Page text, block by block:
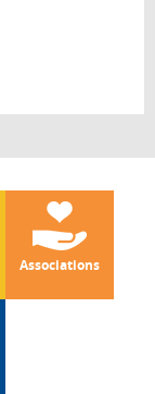
Associations